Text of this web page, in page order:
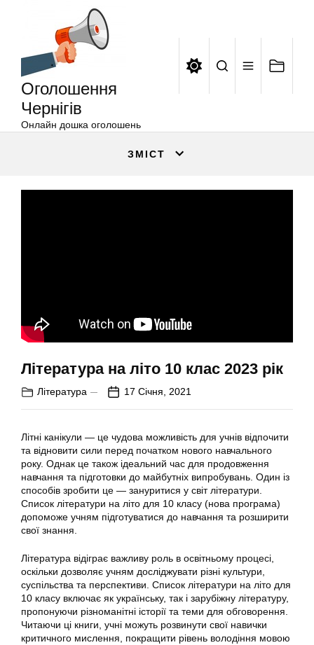
Оголошення
Чернігів
Онлайн дошка оголошень
ЗМІСТ
Література на літо 10 клас 2023 рік
Література 17 Січня, 2021
Літні канікули — це чудова можливість для учнів відпочити
та відновити сили перед початком нового навчального
року. Однак це також ідеальний час для продовження
навчання та підготовки до майбутніх випробувань. Один із
способів зробити це — зануритися у світ літератури.
Список літератури на літо для 10 класу (нова програма)
допоможе учням підготуватися до навчання та розширити
свої знання.
Література відіграє важливу роль в освітньому процесі,
оскільки дозволяє учням досліджувати різні культури,
суспільства та перспективи. Список літератури на літо для
10 класу включає як українську, так і зарубіжну літературу,
пропонуючи різноманітні історії та теми для обговорення.
Читаючи ці книги, учні можуть розвинути свої навички
критичного мислення, покращити рівень володіння мовою